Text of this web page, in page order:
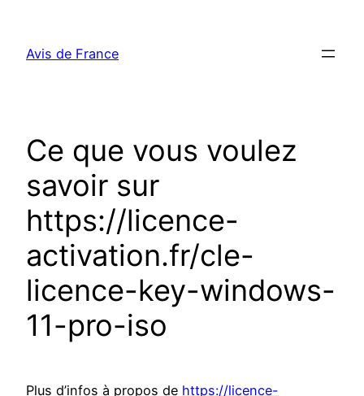
contenu
Avis de France
Ce que vous voulez
savoir sur
https://licence-
activation.fr/cle-
licence-key-windows-
11-pro-iso
Plus d’infos à propos de https://licence-